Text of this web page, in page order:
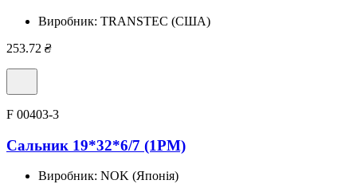
Виробник: TRANSTEC (США)
253.72 ₴
F 00403-3
Сальник 19*32*6/7 (1PM)
Виробник: NOK (Японія)